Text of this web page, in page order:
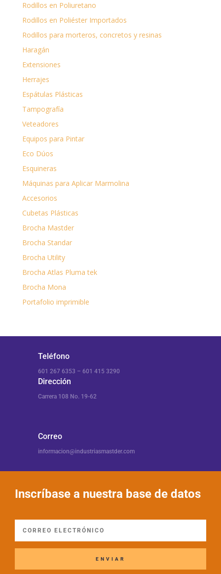
Rodillos en Poliuretano
Rodillos en Poliéster Importados
Rodillos para morteros, concretos y resinas
Haragán
Extensiones
Herrajes
Espátulas Plásticas
Tampografía
Veteadores
Equipos para Pintar
Eco Dúos
Esquineras
Máquinas para Aplicar Marmolina
Accesorios
Cubetas Plásticas
Brocha Mastder
Brocha Standar
Brocha Utility
Brocha Atlas Pluma tek
Brocha Mona
Portafolio imprimible
Teléfono
601 267 6353 – 601 415 3290
Dirección
Carrera 108 No. 19-62
Correo
informacion@industriasmastder.com
Inscríbase a nuestra base de datos
ENVIAR